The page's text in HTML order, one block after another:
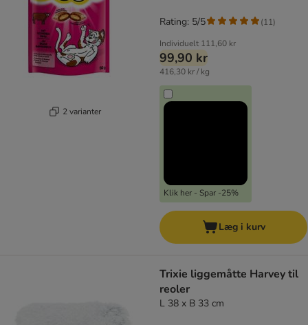
2 varianter
Individuelt 111,60 kr
99,90 kr
416,30 kr / kg
Klik her - Spar -25%
Rating: 5/5 (11)
Læg i kurv
Trixie liggemåtte Harvey til
reoler
L 38 x B 33 cm